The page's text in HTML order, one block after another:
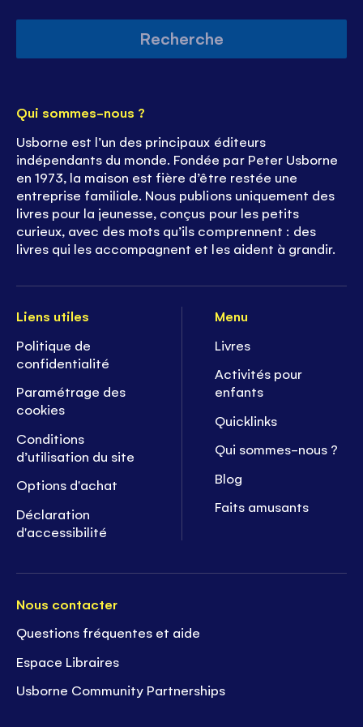
Recherche
Liens utiles
Politique de
confidentialité
Paramétrage des
cookies
Conditions
d’utilisation du site
Options d'achat
Déclaration
d'accessibilité
Menu
Livres
Activités pour
enfants
Quicklinks
Qui sommes-nous ?
Blog
Faits amusants
Nous contacter
Questions fréquentes et aide
Espace Libraires
Usborne Community Partnerships
Qui sommes-nous ?
Usborne est l’un des principaux éditeurs
indépendants du monde. Fondée par Peter Usborne
en 1973, la maison est fière d’être restée une
entreprise familiale. Nous publions uniquement des
livres pour la jeunesse, conçus pour les petits
curieux, avec des mots qu’ils comprennent : des
livres qui les accompagnent et les aident à grandir.